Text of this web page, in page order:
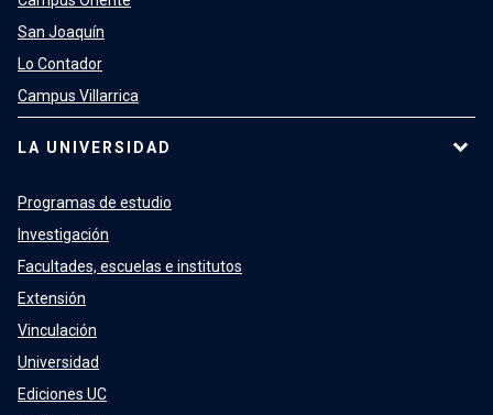
San Joaquín
Lo Contador
Campus Villarrica
LA UNIVERSIDAD
Programas de estudio
Investigación
Facultades, escuelas e institutos
Extensión
Vinculación
Universidad
Ediciones UC